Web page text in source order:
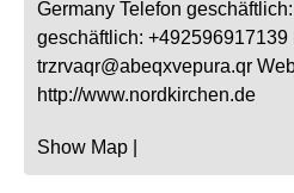
Germany Telefon geschäftlich:
geschäftlich: +492596917139
trzrvaqr@abeqxvepura.qr
http://www.nordkirchen.de
Show Map